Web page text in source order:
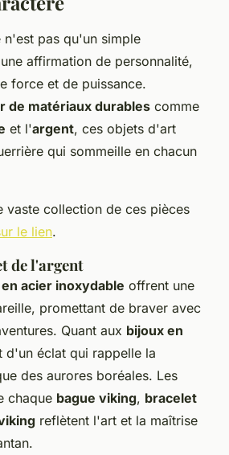
pas qu'un simple
affirmation de personnalité,
force et de puissance.
de matériaux durables comme
et l'argent, ces objets d'art
qui sommeille en chacun
vaste collection de ces pièces
le lien.
de l'argent
acier inoxydable offrent une
promettant de braver avec
Quant aux bijoux en
d'un éclat qui rappelle la
des aurores boréales. Les
chaque bague viking, bracelet
reflètent l'art et la maîtrise